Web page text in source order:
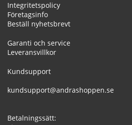
Integritetspolicy
Företagsinfo
Beställ nyhetsbrevt
Garanti och service
Leveransvillkor
Kundsupport
kundsupport@andrashoppen.se
Betalningssätt: